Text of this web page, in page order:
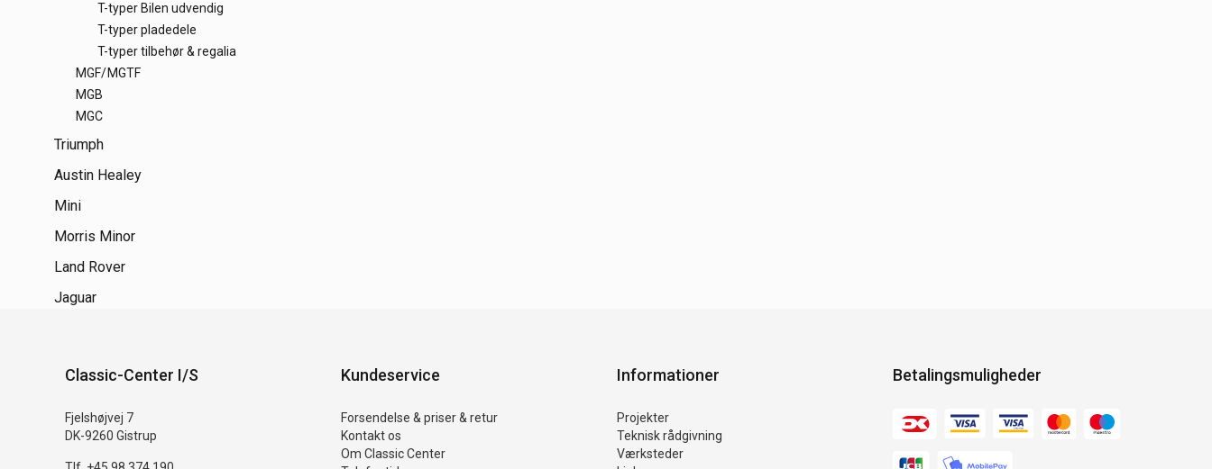
T-typer Bilen udvendig
T-typer pladedele
T-typer tilbehør & regalia
MGF/MGTF
MGB
MGC
Triumph
Austin Healey
Mini
Morris Minor
Land Rover
Jaguar
Classic-Center I/S
Fjelshøjvej 7
DK-9260 Gistrup
Kundeservice
Forsendelse & priser & retur
Kontakt os
Om Classic Center
Informationer
Projekter
Teknisk rådgivning
Værksteder
Betalingsmuligheder